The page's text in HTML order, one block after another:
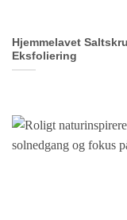
Hjemmelavet
Eksfoliering